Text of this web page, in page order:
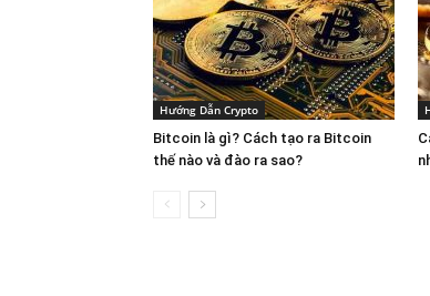
Hướng Dẫn Crypto
Bitcoin là gì? Cách tạo ra Bitcoin
thế nào và đào ra sao?